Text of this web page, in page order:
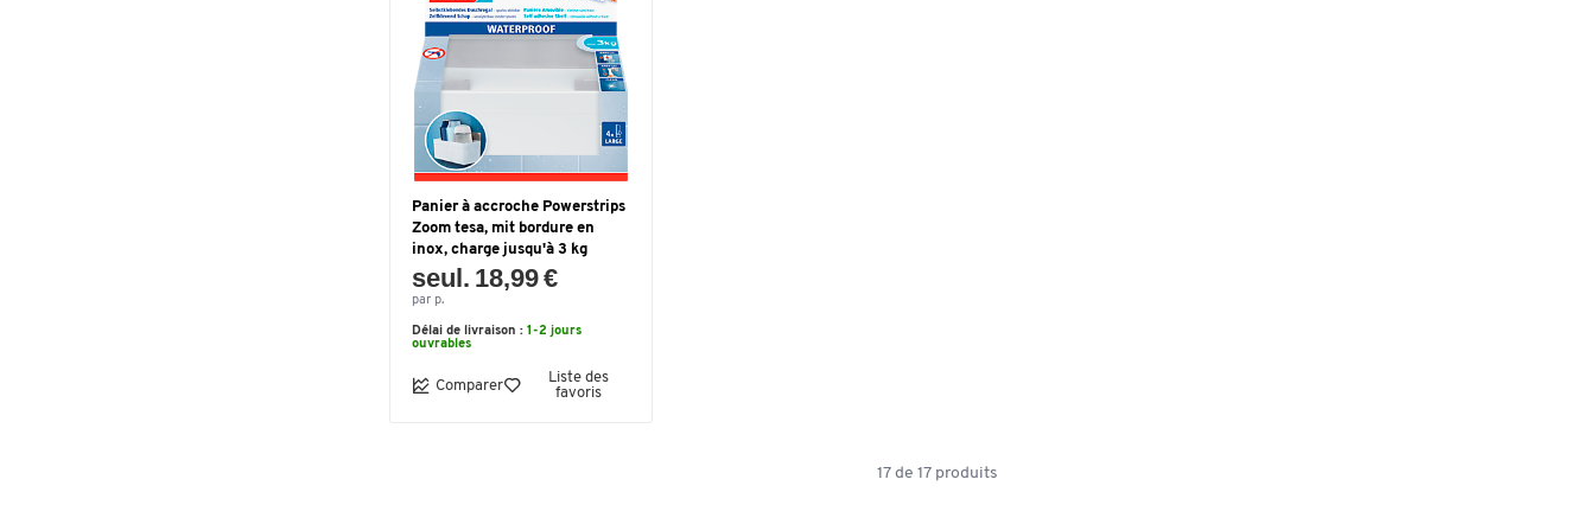
Panier à accroche Powerstrips
Zoom tesa, mit bordure en
inox, charge jusqu'à 3 kg
seul. 18,99 €
par p.
Délai de livraison : 1-2 jours
ouvrables
Comparer
Liste des
favoris
17 de 17 produits